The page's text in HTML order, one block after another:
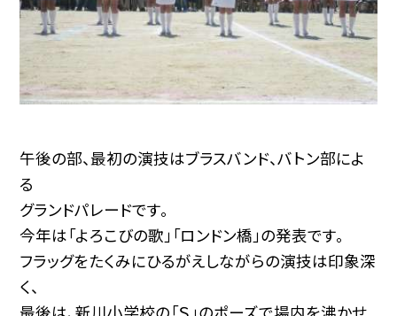
午後の部、最初の演技はブラスバンド、バトン部によ
る
グランドパレードです。
今年は「よろこびの歌」「ロンドン橋」の発表です。
フラッグをたくみにひるがえしながらの演技は印象深
く、